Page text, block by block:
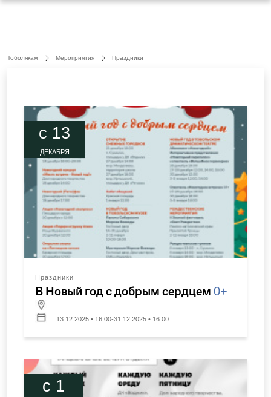
Тоболякам Мероприятия Праздники
c 13
ДЕКАБРЯ
Праздники
В Новый год с добрым сердцем 0+
13.12.2025 • 16:00-31.12.2025 • 16:00
c 1